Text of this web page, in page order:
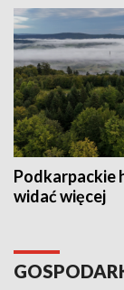
Podkarpackie
widać więcej